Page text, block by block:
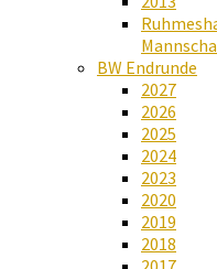
BW Endrunde
2027
2026
2025
2024
2023
2020
2019
2018